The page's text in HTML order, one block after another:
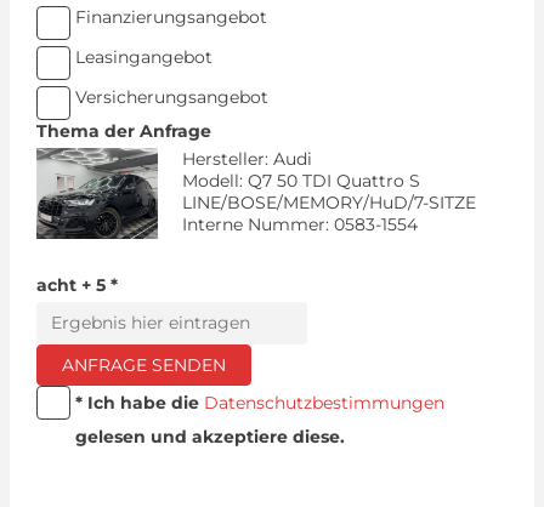
Finanzierungsangebot
Leasingangebot
Versicherungsangebot
Thema der Anfrage
Hersteller: Audi
Modell: Q7 50 TDI Quattro S
LINE/BOSE/MEMORY/HuD/7-SITZE
Interne Nummer: 0583-1554
acht + 5 *
ANFRAGE SENDEN
* Ich habe die Datenschutzbestimmungen
gelesen und akzeptiere diese.